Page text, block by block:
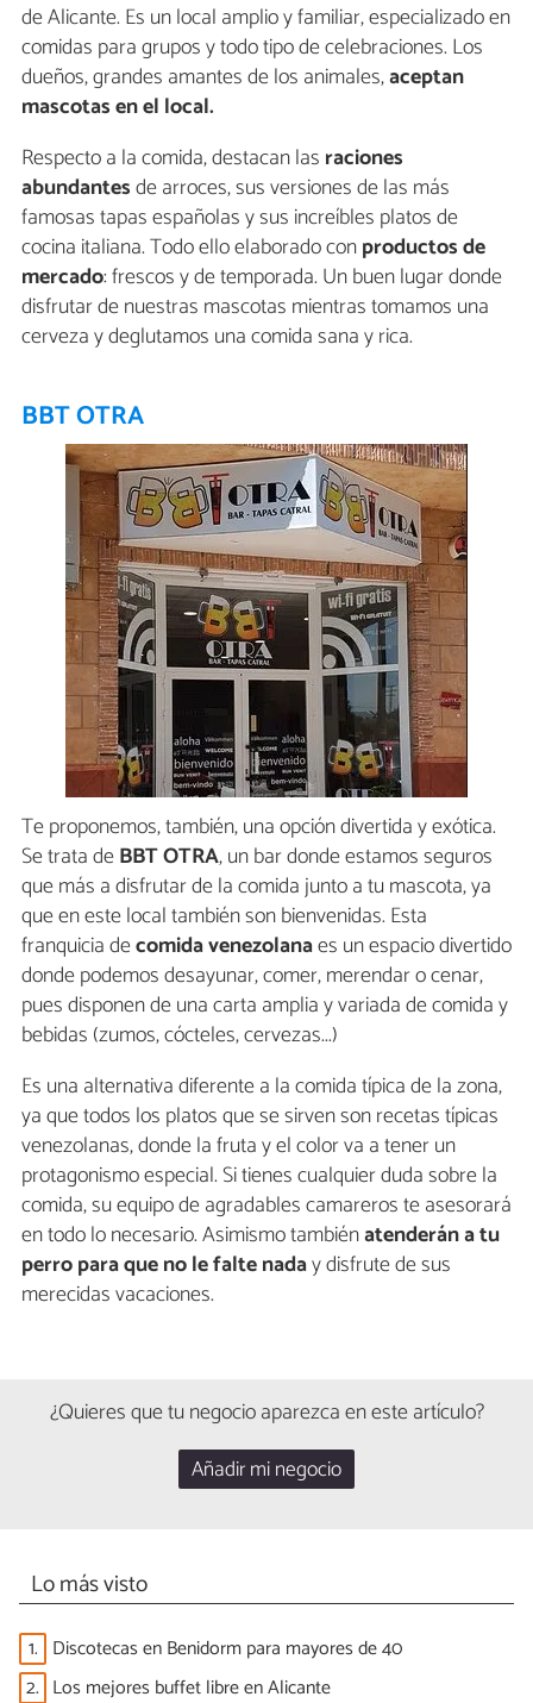
de Alicante. Es un local amplio y familiar, especializado en
comidas para grupos y todo tipo de celebraciones. Los
dueños, grandes amantes de los animales,aceptan
mascotas en el local.
Respecto a la comida, destacan las raciones
abundantesde arroces, sus versiones de las más
famosas tapas españolas y sus increíbles platos de
cocina italiana. Todo ello elaborado conproductos de
mercado: frescos y de temporada. Un buen lugar donde
disfrutar de nuestras mascotas mientras tomamos una
cerveza y deglutamos una comida sana y rica.
BBT OTRA
Te proponemos, también, una opción divertida y exótica.
Se trata deBBT OTRA, un bar donde estamos seguros
que más a disfrutar de la comida junto a tu mascota, ya
que en este local también son bienvenidas. Esta
franquicia decomida venezolanaes un espacio divertido
donde podemos desayunar, comer, merendar o cenar,
pues disponen de una carta amplia y variada de comida y
bebidas (zumos, cócteles, cervezas...)
Es una alternativa diferente a la comida típica de la zona,
ya que todos los platos que se sirven son recetas típicas
venezolanas, donde la fruta y el color va a tener un
protagonismo especial. Si tienes cualquier duda sobre la
comida, su equipo de agradables camareros te asesorará
en todo lo necesario. Asimismo tambiénatenderán a tu
perro para que no le falte naday disfrute de sus
merecidas vacaciones.
¿Quieres que tu negocio aparezca en este artículo?
Añadir mi negocio
Lo más visto
1. Discotecas en Benidorm para mayores de 40
2. Los mejores buffet libre en Alicante